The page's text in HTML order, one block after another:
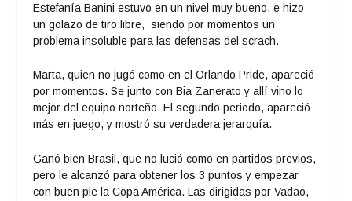
Estefanía Banini estuvo en un nivel muy bueno, e hizo
un golazo de tiro libre, siendo por momentos un
problema insoluble para las defensas del scrach.
Marta, quien no jugó como en el Orlando Pride, apareció
por momentos. Se junto con Bia Zanerato y allí vino lo
mejor del equipo norteño. El segundo periodo, apareció
más en juego, y mostró su verdadera jerarquía.
Ganó bien Brasil, que no lució como en partidos previos,
pero le alcanzó para obtener los 3 puntos y empezar
con buen pie la Copa América. Las dirigidas por Vadao,